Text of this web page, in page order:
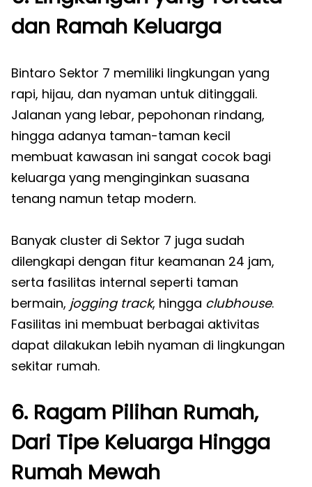
dan Ramah Keluarga
Bintaro Sektor 7 memiliki lingkungan yang
rapi, hijau, dan nyaman untuk ditinggali.
Jalanan yang lebar, pepohonan rindang,
hingga adanya taman-taman kecil
membuat kawasan ini sangat cocok bagi
keluarga yang menginginkan suasana
tenang namun tetap modern.
Banyak cluster di Sektor 7 juga sudah
dilengkapi dengan fitur keamanan 24 jam,
serta fasilitas internal seperti taman
bermain, jogging track, hingga clubhouse.
Fasilitas ini membuat berbagai aktivitas
dapat dilakukan lebih nyaman di lingkungan
sekitar rumah.
6. Ragam Pilihan Rumah,
Dari Tipe Keluarga Hingga
Rumah Mewah